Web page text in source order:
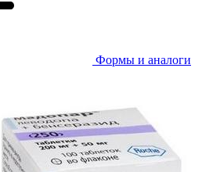
Формы и аналоги